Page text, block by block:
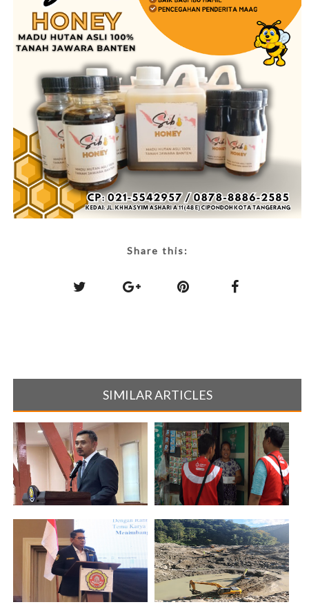
Share this:
SIMILAR ARTICLES
Program Pascasarjana R Bayu
Probo S[...]
Akhirnya Aktif Juga Internet
Rakyat[...]